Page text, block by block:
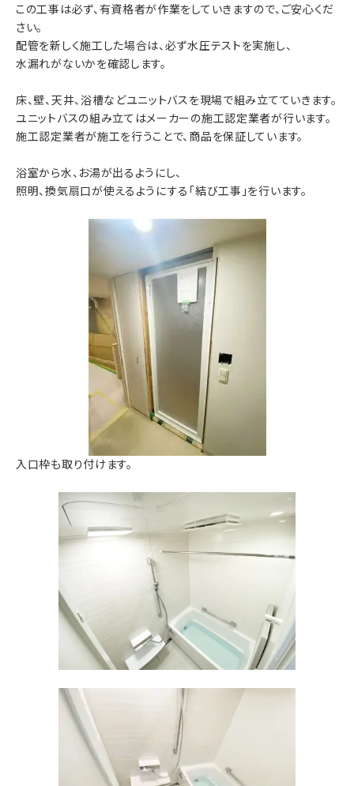
この工事は必ず、有資格者が作業をしていきますので、ご安心くだ
さい。
配管を新しく施工した場合は、必ず水圧テストを実施し、
水漏れがないかを確認します。
床、壁、天井、浴槽などユニットバスを現場で組み立てていきます。
ユニットバスの組み立てはメーカーの施工認定業者が行います。
施工認定業者が施工を行うことで、商品を保証しています。
浴室から水、お湯が出るようにし、
照明、換気扇口が使えるようにする「結び工事」を行います。
入口枠も取り付けます。